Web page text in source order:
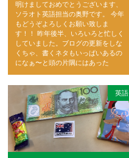
明けましておめでとうございます、
ソラオト英語担当の奥野です。 今年
もどうぞよろしくお願い致しま
す！！ 昨年後半、いろいろと忙しく
していました。ブログの更新をしな
くちゃ、書くネタもいっぱいあるの
になぁ〜と頭の片隅にはあった
英語